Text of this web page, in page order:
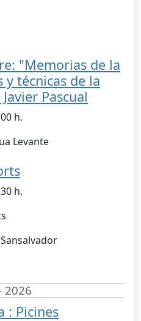
"Memorias de la
técnicas de la
Pascual
h.
Levante
h.
2026
: Picines